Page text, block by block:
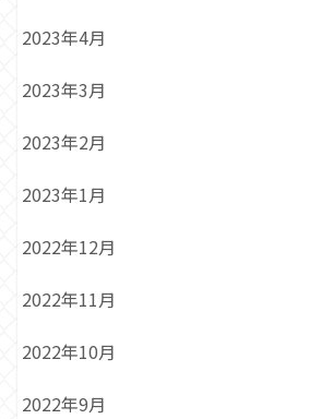
2023年4月
2023年3月
2023年2月
2023年1月
2022年12月
2022年11月
2022年10月
2022年9月